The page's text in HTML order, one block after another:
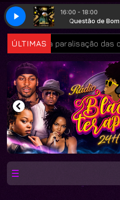
16:00 - 18:00
Keridão Questão de Bom
ÚLTIMAS
reforça paralisação das